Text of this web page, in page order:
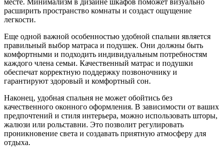
расширить пространство комнаты и создаст ощущение
легкости.
Еще одной важной особенностью удобной спальни является
правильный выбор матраса и подушек. Они должны быть
комфортными и подходить индивидуальным потребностям
каждого члена семьи. Качественный матрас и подушки
обеспечат корректную поддержку позвоночнику и
гарантируют здоровый и комфортный сон.
Наконец, удобная спальня не может обойтись без
качественного оконного оформления. В зависимости от ваших
предпочтений и стиля интерьера, можно использовать шторы,
жалюзи или рольставни. Это позволит регулировать
проникновение света и создавать приятную атмосферу для
отдыха.